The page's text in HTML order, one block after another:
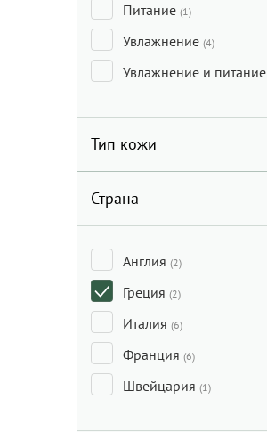
Питание (1)
Увлажнение (4)
Увлажнение и питание
Тип кожи
Страна
Англия (2)
Греция (2)
Италия (6)
Франция (6)
Швейцария (1)